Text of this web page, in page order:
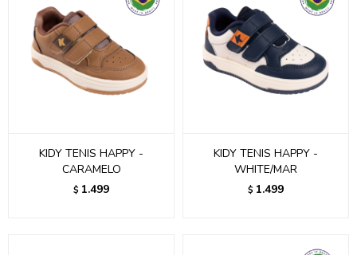
KIDY TENIS HAPPY -
CARAMELO
$ 1.499
KIDY TENIS HAPPY -
WHITE/MAR
$ 1.499